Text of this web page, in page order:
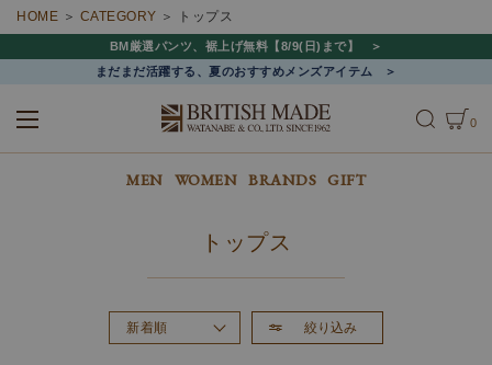
HOME CATEGORY トップス
BM厳選パンツ、裾上げ無料【8/9(日)まで】
まだまだ活躍する、夏のおすすめメンズアイテム
ALL MEN WOMEN
0
MEN WOMEN BRANDS GIFT
トップス
絞り込み
新着順